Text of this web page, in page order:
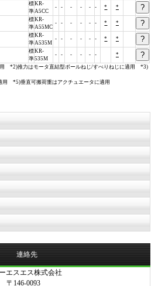
用 *2)推力はモータ直結型ボールねじ/すべりねじに適用 *3)
用 *5)垂直可搬荷重はアクチュエータに適用
標
準
KR-
A5CC
- - - - - - * *
標
準
KR-
A55MC
- - - - - - * *
標
準
KR-
A535M
- - - - - - * *
標
準
KR-
535M
- - - - - - *
連絡先
エスエス株式会社
〒146-0093